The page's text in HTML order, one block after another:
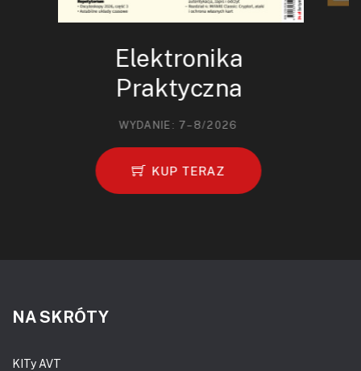
Elektronika
Praktyczna
WYDANIE: 7–8/2026
KUP TERAZ
NA SKRÓTY
KITy AVT